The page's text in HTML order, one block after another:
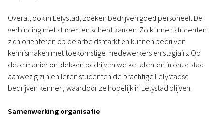
Overal, ook in Lelystad, zoeken bedrijven goed personeel. De
verbinding met studenten schept kansen. Zo kunnen studenten
zich oriënteren op de arbeidsmarkt en kunnen bedrijven
kennismaken met toekomstige medewerkers en stagiairs. Op
deze manier ontdekken bedrijven welke talenten in onze stad
aanwezig zijn en leren studenten de prachtige Lelystadse
bedrijven kennen, waardoor ze hopelijk in Lelystad blijven.
Samenwerking organisatie